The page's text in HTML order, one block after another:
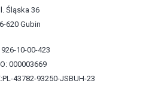
Śląska 36
620 Gubin
926-10-00-423
000003669
43782-93250-JSBUH-23